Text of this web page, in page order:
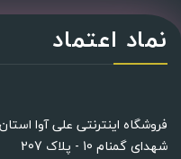
نماد اعتماد
فروشگاه اینترنتی علی آوا
شهدای گمنام 10 - پلاک 207